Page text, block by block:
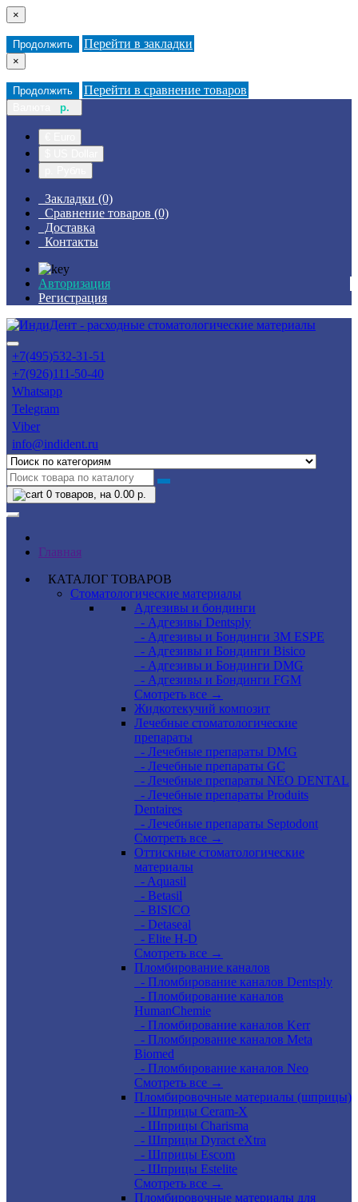
×
Продолжить Перейти в закладки
×
Продолжить Перейти в сравнение товаров
р.
Закладки (0)
Сравнение товаров (0)
Доставка
Контакты
Авторизация
Регистрация
+7(495)532-31-51
+7(926)111-50-40
Whatsapp
Telegram
Viber
info@indident.ru
0 товаров, на 0.00 р.
Главная
КАТАЛОГ ТОВАРОВ
Стоматологические материалы
Адгезивы и бондинги
- Адгезивы Dentsply
- Адгезивы и Бондинги 3M ESPE
- Адгезивы и Бондинги Bisico
- Адгезивы и Бондинги DMG
- Адгезивы и Бондинги FGM
Смотреть все →
Жидкотекучий композит
Лечебные стоматологические
препараты
- Лечебные препараты DMG
- Лечебные препараты GC
- Лечебные препараты NEO DENTAL
- Лечебные препараты Produits
Dentaires
- Лечебные препараты Septodont
Смотреть все →
Оттискные стоматологические
материалы
- Aquasil
- Betasil
- BISICO
- Detaseal
- Elite H-D
Смотреть все →
Пломбирование каналов
- Пломбирование каналов Dentsply
- Пломбирование каналов
HumanChemie
- Пломбирование каналов Kerr
- Пломбирование каналов Meta
Biomed
- Пломбирование каналов Neo
Смотреть все →
Пломбировочные материалы (шприцы)
- Шприцы Ceram-X
- Шприцы Charisma
- Шприцы Dyract eXtra
- Шприцы Escom
- Шприцы Estelite
Смотреть все →
Пломбировочные материалы для